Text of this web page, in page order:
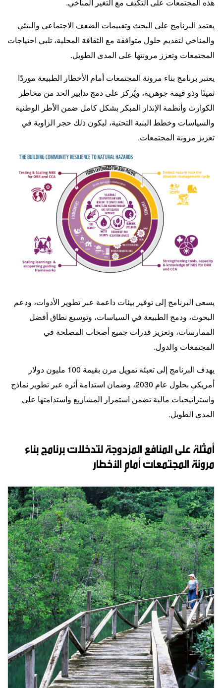
يعتمد البرنامج على البحث وتقييمات الضعف الاجتماعي والبيئي
والمناخي لتقديم حلول متوافقة مع الثقافة المحلية، تلبي احتياجات
المجتمعات وتعزز مرونتها على المدى الطويل.
يعتبر برنامج بناء مرونة المجتمعات أمام الأخطار الطبيعة موردًا
ثمينًا وذو قيمة جوهرية، ويُركز على دمج تدابير الحد من مخاطر
الكوارث وأنظمة الإنذار المبكر بشكل كامل ضمن الأطر الوطنية
والسياسات وخطط البنية التحتية، ليكون ذلك حجر الزاوية في
تعزيز مرونة المجتمعات.
يسعى البرنامج إلى توفير بيئات داعمة عبر تطوير الأدوات، ودعم
البحوث، ودمج الطبيعة في السياسات، وتوسيع نطاق أفضل
الممارسات، وتعزيز قدرات جميع أصحاب المصلحة في
المجتمعات والدول.
يهدف البرنامج إلى تعبئة تمويل مرن بقيمة 100 مليون دولار
أمريكي بحلول عام 2030، وضمان استدامة أثره عبر تطوير نماذج
واستراتيجيات مالية تضمن استمرار المشاريع واستدامتها على
المدى الطويل.
أمثلة على المنافع المزدوجة لتدخلات برنامج بناء
مرونة المجتمعات أمام الأخطار